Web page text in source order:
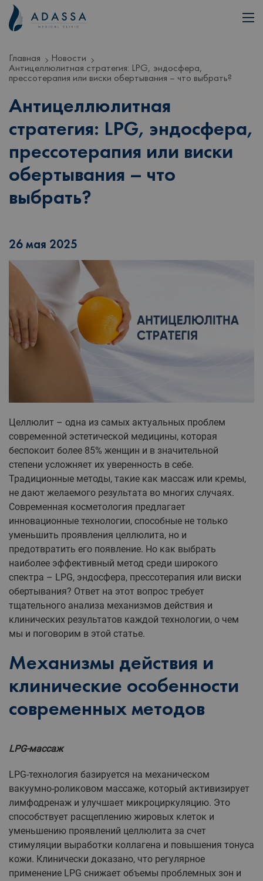
Главная
Новости
Антицеллюлитная стратегия: LPG, эндосфера,
прессотерапия или виски обертывания – что выбрать?
Антицеллюлитная
стратегия: LPG, эндосфера,
прессотерапия или виски
обертывания – что
выбрать?
26 мая 2025
Целлюлит – одна из самых актуальных проблем
современной эстетической медицины, которая
беспокоит более 85% женщин и в значительной
степени усложняет их уверенность в себе.
Традиционные методы, такие как массаж или кремы,
не дают желаемого результата во многих случаях.
Современная косметология предлагает
инновационные технологии, способные не только
уменьшить проявления целлюлита, но и
предотвратить его появление. Но как выбрать
наиболее эффективный метод среди широкого
спектра – LPG, эндосфера, прессотерапия или виски
обертывания? Ответ на этот вопрос требует
тщательного анализа механизмов действия и
клинических результатов каждой технологии, о чем
мы и поговорим в этой статье.
Механизмы действия и
клинические особенности
современных методов
LPG-массаж
LPG-технология базируется на механическом
вакуумно-роликовом массаже, который активизирует
лимфодренаж и улучшает микроциркуляцию. Это
способствует расщеплению жировых клеток и
уменьшению проявлений целлюлита за счет
стимуляции выработки коллагена и повышения тонуса
кожи. Клинически доказано, что регулярное
применение LPG снижает объемы проблемных зон и